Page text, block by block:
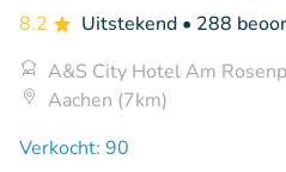
8.2 Uitstekend • 288
A&S City Hotel Am
Aachen (7km)
Verkocht: 90